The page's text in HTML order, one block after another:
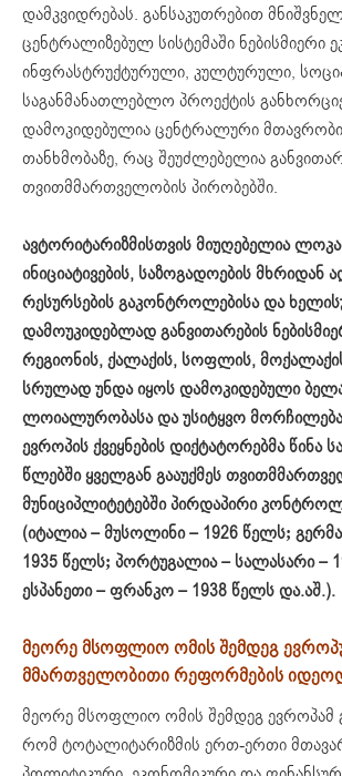
დამკვიდრებას. განსაკუთრებით
ცენტრალიზებულ სისტემაში ნებისმიერი
ინფრასტრუქტურული, კულტურული,
საგანმანათლებლო პროექტის
დამოკიდებულია ცენტრალური
თანხმობაზე, რაც შეუძლებელია
თვითმმართველობის პირობებში.
ავტორიტარიზმისთვის მიუღებელია
ინიციატივების, საზოგადოებისმხრიდან
რესურსების გაკონტროლებისადა
დამოუკიდებლად განვითარების
რეგიონის, ქალაქის, სოფლის,
სრულად უნდა იყოსდამოკიდებული
ლოიალურობასა და უსიტყვო
ევროპის ქვეყნების დიქტატორებმაწინა
წლებში ყველგან გააუქმეს
მუნიციპლიტეტებში პირდაპირი
(იტალია – მუსოლინი–1926 წელს;
1935 წელს; პორტუგალია – სალასარი–
ესპანეთი – ფრანკო–1938 წელს და.აშ.).
მეორე მსოფლიო ომის შემდეგ
მმართველობითი რეფორმების
მეორე მსოფლიო ომის შემდეგ ევროპამ
რომ ტოტალიტარიზმის ერთ-ერთი